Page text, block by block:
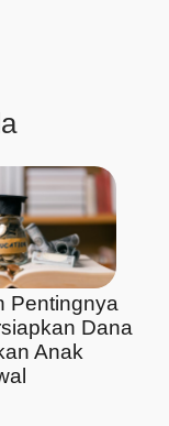
Pentingnya
Dana
Anak